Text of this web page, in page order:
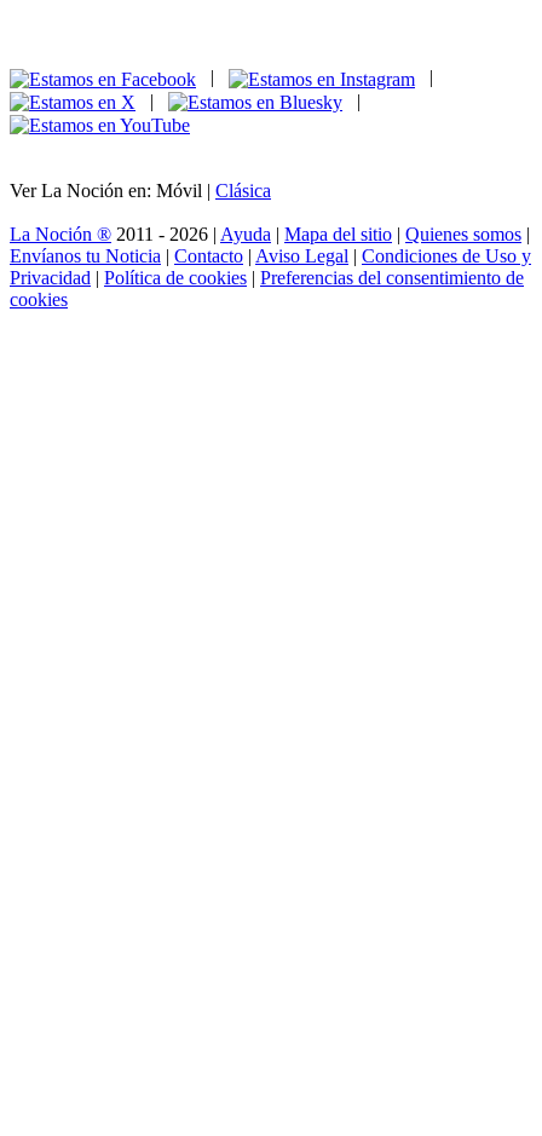
|
|
Ver La Noción en: Móvil | Clásica
La Noción ® 2011 - 2026 | Ayuda | Mapa del sitio | Quienes somos |
Envíanos tu Noticia | Contacto | Aviso Legal | Condiciones de Uso y
Privacidad | Política de cookies | Preferencias del consentimiento de
cookies